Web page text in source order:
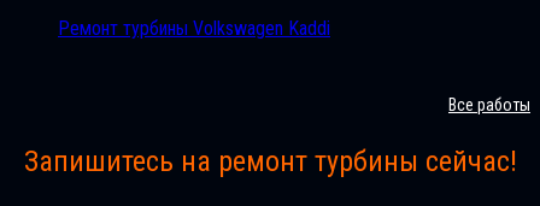
Ремонт турбины Volkswagen Kaddi
Все работы
Запишитесь на ремонт турбины сейчас!